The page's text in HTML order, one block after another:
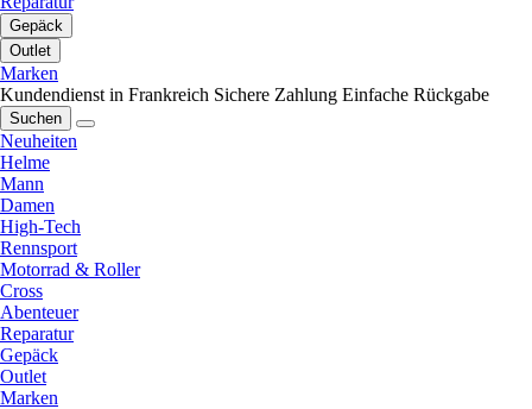
Gepäck
Outlet
Marken
Kundendienst in Frankreich Sichere Zahlung Einfache Rückgabe
Suchen
Neuheiten
Helme
Mann
Damen
High-Tech
Rennsport
Motorrad & Roller
Cross
Abenteuer
Reparatur
Gepäck
Outlet
Marken